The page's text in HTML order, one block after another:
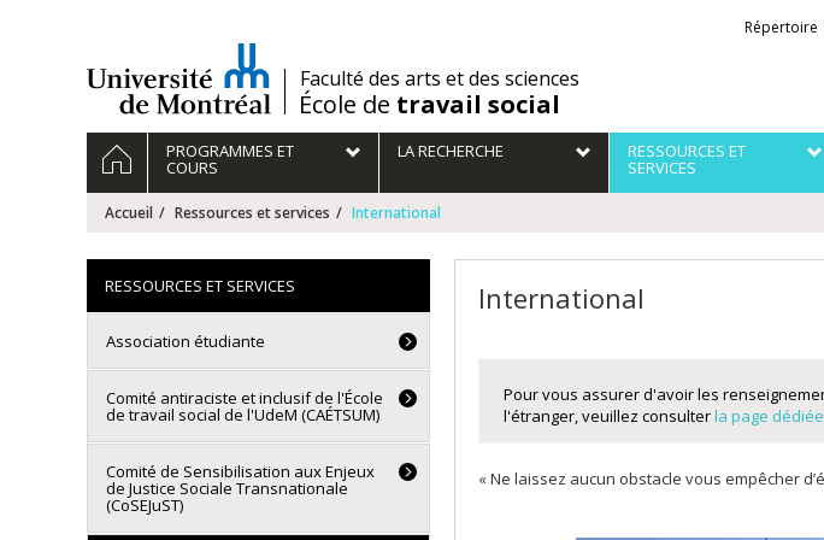
/Faculté des arts et des sciences
École de travail social
Liens
externes
Répertoire
Navigation
principale
ACCUEILPROGRAMMES ET
COURS
LA RECHERCHE RESSOURCES ET
SERVICES
Accueil Ressources et services International
International
Pour vous assurer d'avoir les
l'étranger, veuillez consulterla page
« Ne laissez aucun obstacle vous empêcher
RESSOURCES ET SERVICES
Association étudiante
Comité antiraciste et inclusif de l'École
de travail social de l'UdeM (CAÉTSUM)
Comité de Sensibilisation aux Enjeux
de Justice Sociale Transnationale
(CoSEJuST)